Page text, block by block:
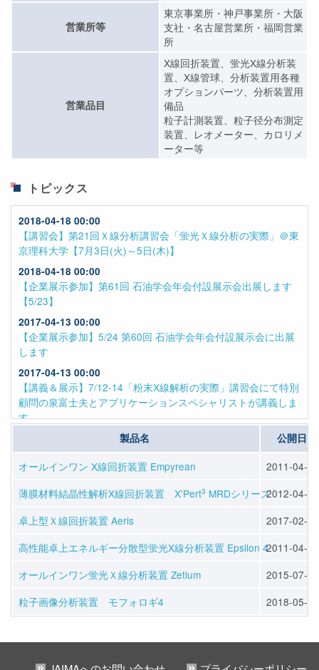
営業所等
東京事業所・神戸事業所・大阪
支社・名古屋営業所・福岡営業
所
営業品目
X線回折装置、蛍光X線分析装
置、X線管球、分析装置用各種
オプションパーツ、分析装置用
備品
粒子計測装置、粒子径分布測定
装置、レオメーター、カロリメ
ーター等
トピックス
製品名 公開日
オールインワン X線回折装置 Empyrean
2011-04-01
薄膜材料結晶性解析X線回折装置 X'Pert3 MRDシリーズ2012-04-11
卓上型Ｘ線回折装置 Aeris
2017-02-21
高性能卓上エネルギー分散型蛍光X線分析装置 Epsilon 42011-04-01
オールインワン蛍光Ｘ線分析装置 Zetium
2015-07-01
粒子画像分析装置 モフォロギ4
2018-05-28